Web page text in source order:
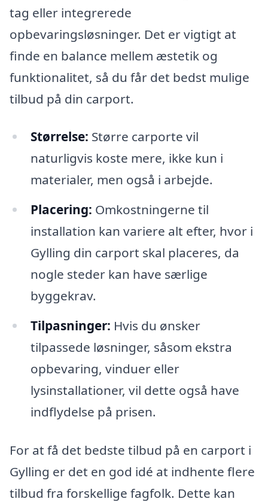
tag eller integrerede
opbevaringsløsninger. Det er vigtigt at
finde en balance mellem æstetik og
funktionalitet, så du får det bedst mulige
tilbud på din carport.
Størrelse: Større carporte vil
naturligvis koste mere, ikke kun i
materialer, men også i arbejde.
Placering: Omkostningerne til
installation kan variere alt efter, hvor i
Gylling din carport skal placeres, da
nogle steder kan have særlige
byggekrav.
Tilpasninger: Hvis du ønsker
tilpassede løsninger, såsom ekstra
opbevaring, vinduer eller
lysinstallationer, vil dette også have
indflydelse på prisen.
For at få det bedste tilbud på en carport i
Gylling er det en god idé at indhente flere
tilbud fra forskellige fagfolk. Dette kan